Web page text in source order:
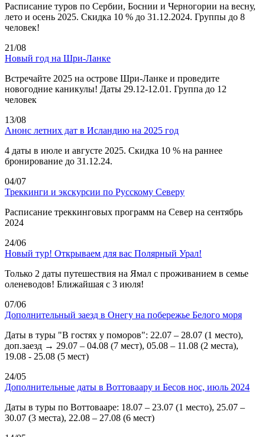
Расписание туров по Сербии, Боснии и Черногории на весну,
лето и осень 2025. Скидка 10 % до 31.12.2024. Группы до 8
человек!
21/08
Новый год на Шри-Ланке
Встречайте 2025 на острове Шри-Ланке и проведите
новогодние каникулы! Даты 29.12-12.01. Группа до 12
человек
13/08
Анонс летних дат в Исландию на 2025 год
4 даты в июле и августе 2025. Скидка 10 % на раннее
бронирование до 31.12.24.
04/07
Треккинги и экскурсии по Русскому Северу
Расписание треккинговых программ на Север на сентябрь
2024
24/06
Новый тур! Открываем для вас Полярный Урал!
Только 2 даты путешествия на Ямал с проживанием в семье
оленеводов! Ближайшая с 3 июля!
07/06
Дополнительный заезд в Онегу на побережье Белого моря
Даты в туры "В гостях у поморов": 22.07 – 28.07 (1 место),
доп.заезд → 29.07 – 04.08 (7 мест), 05.08 – 11.08 (2 места),
19.08 - 25.08 (5 мест)
24/05
Дополнительные даты в Воттоваару и Бесов нос, июль 2024
Даты в туры по Воттовааре: 18.07 – 23.07 (1 место), 25.07 –
30.07 (3 места), 22.08 – 27.08 (6 мест)